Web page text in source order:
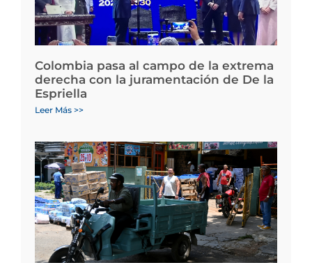
Colombia pasa al campo de la extrema
derecha con la juramentación de De la
Espriella
Leer Más >>